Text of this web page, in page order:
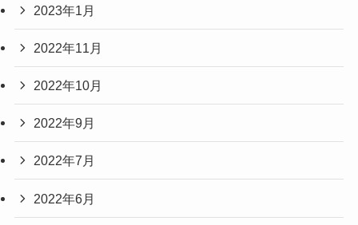
2023年1月
2022年11月
2022年10月
2022年9月
2022年7月
2022年6月